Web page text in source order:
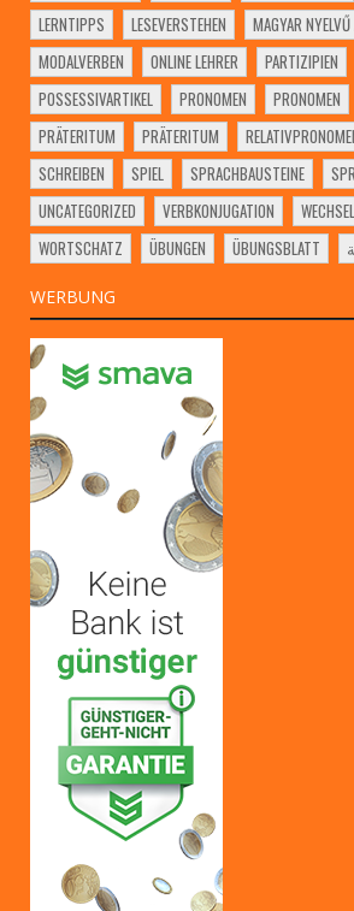
LERNTIPPS
LESEVERSTEHEN
MAGYAR
MODALVERBEN
ONLINE LEHRER PARTIZIPIEN
POSSESSIVARTIKEL
PRONOMEN PRONOMEN
PRÄTERITUM
PRÄTERITUM
SCHREIBEN
SPIEL SPRACHBAUSTEINE
UNCATEGORIZED
VERBKONJUGATION
WORTSCHATZ
ÜBUNGEN ÜBUNGSBLATT
WERBUNG